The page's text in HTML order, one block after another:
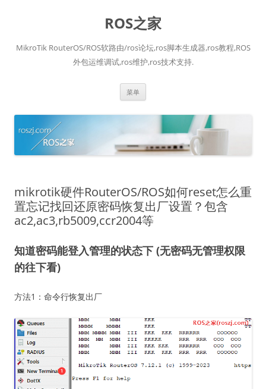
ROS之家
MikroTik RouterOS/ROS软路由/ros论坛,ros脚本生成器,ros教程,ROS
外包运维调试,ros维护,ros技术支持.
菜单
mikrotik硬件RouterOS/ROS如何reset怎么重
置忘记找回还原密码恢复出厂设置？包含
ac2,ac3,rb5009,ccr2004等
知道密码能登入管理的状态下 (无密码无管理权限
的往下看)
方法1：命令行恢复出厂